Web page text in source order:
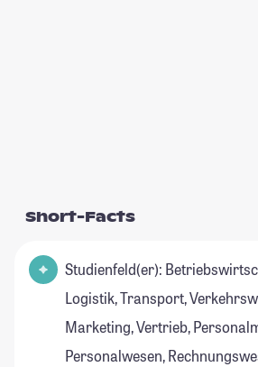
Short-Facts
Studienfeld(er):
Logistik, Transport,
Marketing, Vertrieb,
Personalwesen,